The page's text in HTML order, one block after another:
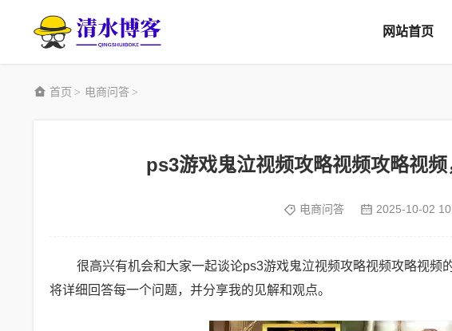
网站首页
首页 > 电商问答 >
ps3游戏鬼泣视频攻略视频攻略视
电商问答 2025-10-02
很高兴有机会和大家一起谈论ps3游戏鬼泣视频攻略视频攻略视
将详细回答每一个问题，并分享我的见解和观点。